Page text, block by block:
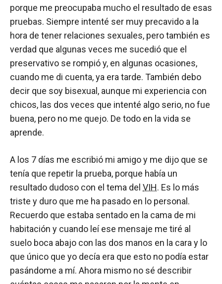
porque me preocupaba mucho el resultado de esas
pruebas. Siempre intenté ser muy precavido a la
hora de tener relaciones sexuales, pero también es
verdad que algunas veces me sucedió que el
preservativo se rompió y, en algunas ocasiones,
cuando me di cuenta, ya era tarde. También debo
decir que soy bisexual, aunque mi experiencia con
chicos, las dos veces que intenté algo serio, no fue
buena, pero no me quejo. De todo en la vida se
aprende.
A los 7 días me escribió mi amigo y me dijo que se
tenía que repetir la prueba, porque había un
resultado dudoso con el tema del VIH. Es lo más
triste y duro que me ha pasado en lo personal.
Recuerdo que estaba sentado en la cama de mi
habitación y cuando leí ese mensaje me tiré al
suelo boca abajo con las dos manos en la cara y lo
que único que yo decía era que esto no podía estar
pasándome a mí. Ahora mismo no sé describir